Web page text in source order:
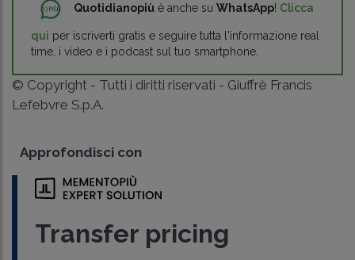
Quotidianopiù è anche su WhatsApp! Clicca
qui per iscriverti gratis e seguire tutta l'informazione real
time, i video e i podcast sul tuo smartphone.
© Copyright - Tutti i diritti riservati - Giuffrè Francis
Lefebvre S.p.A.
Approfondisci con
Transfer pricing